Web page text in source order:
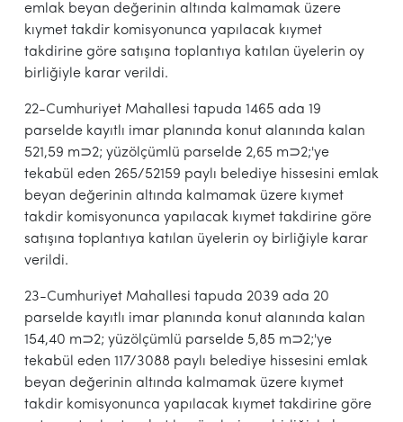
emlak beyan değerinin altında kalmamak üzere
kıymet takdir komisyonunca yapılacak kıymet
takdirine göre satışına toplantıya katılan üyelerin oy
birliğiyle karar verildi.
22-Cumhuriyet Mahallesi tapuda 1465 ada 19
parselde kayıtlı imar planında konut alanında kalan
521,59 m⊃2; yüzölçümlü parselde 2,65 m⊃2;'ye
tekabül eden 265/52159 paylı belediye hissesini emlak
beyan değerinin altında kalmamak üzere kıymet
takdir komisyonunca yapılacak kıymet takdirine göre
satışına toplantıya katılan üyelerin oy birliğiyle karar
verildi.
23-Cumhuriyet Mahallesi tapuda 2039 ada 20
parselde kayıtlı imar planında konut alanında kalan
154,40 m⊃2; yüzölçümlü parselde 5,85 m⊃2;'ye
tekabül eden 117/3088 paylı belediye hissesini emlak
beyan değerinin altında kalmamak üzere kıymet
takdir komisyonunca yapılacak kıymet takdirine göre